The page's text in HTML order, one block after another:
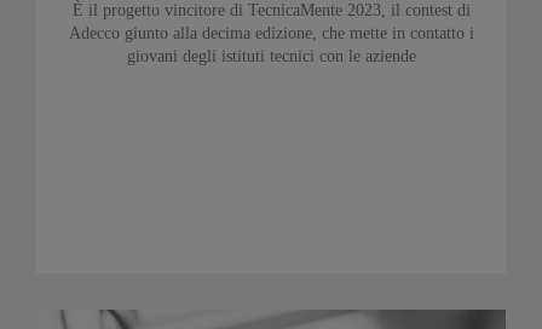
È il progetto vincitore di TecnicaMente 2023, il contest di
Adecco giunto alla decima edizione, che mette in contatto i
giovani degli istituti tecnici con le aziende